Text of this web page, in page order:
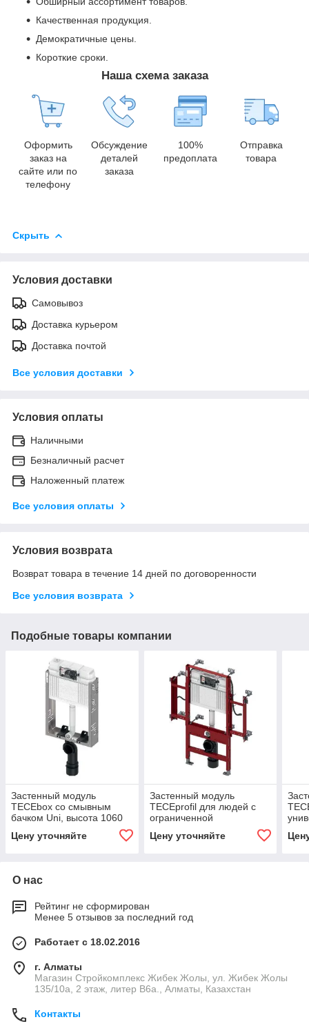
Качественная продукция.
Демократичные цены.
Короткие сроки.
Наша схема заказа
Оформить
заказ на
сайте или по
телефону
Обсуждение
деталей
заказа
100%
предоплата
Отправка
товара
Скрыть
Условия доставки
Самовывоз
Доставка курьером
Доставка почтой
Все условия доставки
Условия оплаты
Наличными
Безналичный расчет
Наложенный платеж
Все условия оплаты
Условия возврата
Возврат товара в течение 14 дней по договоренности
Все условия возврата
Подобные товары компании
Застенный модуль
TECEbox со смывным
бачком Uni, высота 1060
Цену уточняйте
Застенный модуль
TECEprofil для людей с
ограниченной
Цену уточняйте
О нас
Рейтинг не сформирован
Менее 5 отзывов за последний год
Работает с 18.02.2016
г. Алматы
Магазин Стройкомплекс Жибек Жолы, ул. Жибек Жолы
135/10а, 2 этаж, литер В6а., Алматы, Казахстан
Контакты